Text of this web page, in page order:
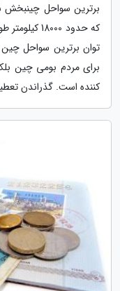
برترین سواحل
که حدود
توان برترین سواحل
برای مردم بومی چین
کننده است. گذراندن